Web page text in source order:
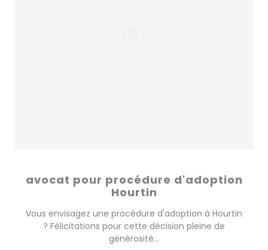
avocat pour procédure d'adoption
Hourtin
Vous envisagez une procédure d'adoption à Hourtin
? Félicitations pour cette décision pleine de
générosité...